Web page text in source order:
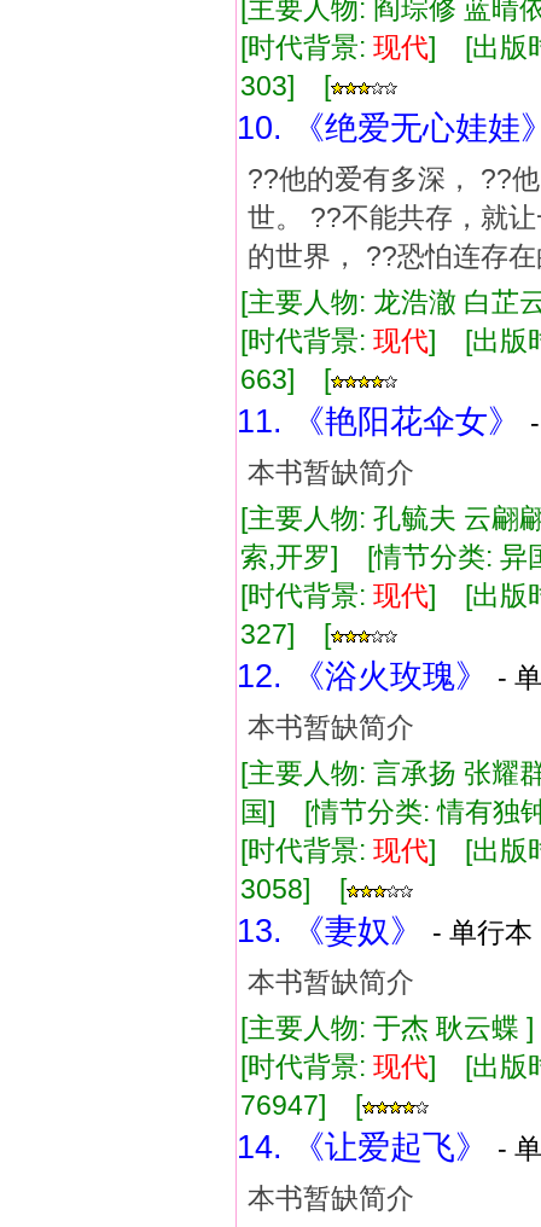
[主要人物: 阎琮修 蓝
[时代背景: 现代] [出版
303] [
10. 《绝爱无心娃娃
??他的爱有多深， ??
世。 ??不能共存，就
的世界， ??恐怕连存
[主要人物: 龙浩澈 白
[时代背景: 现代] [出版
663] [
11. 《艳阳花伞女》
本书暂缺简介
[主要人物: 孔毓夫 云翩
索,开罗] [情节分类:
[时代背景: 现代] [出版
327] [
12. 《浴火玫瑰》
-
本书暂缺简介
[主要人物: 言承扬 张耀
国] [情节分类: 情有
[时代背景: 现代] [出版
3058] [
13. 《妻奴》
- 单行
本书暂缺简介
[主要人物: 于杰 耿云
[时代背景: 现代] [出版
76947] [
14. 《让爱起飞》
-
本书暂缺简介